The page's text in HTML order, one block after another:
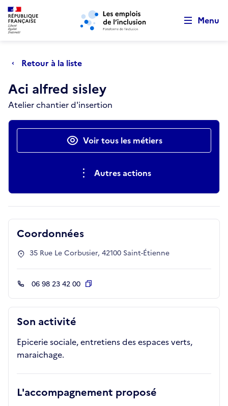
Aller au menu principal Aller au contenu principal
Menu
Retour à la liste
Aci alfred sisley
Atelier chantier d'insertion
Actions rapidesVoir tous les métiers
Autres actions
Son activité
Epicerie sociale, entretiens des espaces verts,
maraichage.
L'accompagnement proposé
Coordonnées
35 Rue Le Corbusier, 42100 Saint-Étienne
06 98 23 42 00
Retour au début de la page
Panneau de gestion des cookies